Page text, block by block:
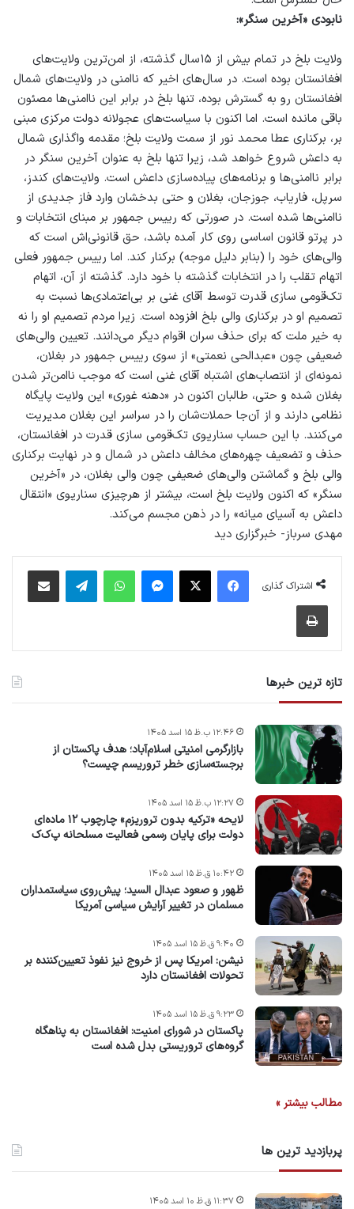
نابودی «آخرین سنگر»:
ولایت بلخ در تمام بیش از ۱۵سال‌ گذشته، از امن‌ترین ولایت‌های
افغانستان بوده است. در سال‌های اخیر که ناامنی در ولایت‌های شمال
افغانستان رو به گسترش بوده، تنها بلخ در برابر این ناامنی‌ها مصئون
باقی مانده است. اما اکنون با سیاست‌های عجولانه دولت مرکزی مبنی
بر، برکناری عطا محمد نور از سمت ولایت بلخ؛ مقدمه واگذاری شمال
به داعش شروع خواهد شد، زیرا تنها بلخ به عنوان آخرین سنگر در
برابر ناامنی‌ها و برنامه‌های پیاده‌سازی داعش است. ولایت‌های کندز،
سرپل، فاریاب، جوزجان، بغلان و حتی بدخشان وارد فاز جدیدی از
ناامنی‌ها شده است. در صورتی که رییس جمهور بر مبنای انتخابات و
در پرتو قانون اساسی روی کار آمده باشد، حق قانونی‌اش است که
والی‌های خود را (بنابر دلیل موجه) برکنار کند. اما رییس جمهور فعلی
اتهام تقلب را در انتخابات گذشته با خود دارد. گذشته از آن، اتهام
تک‌قومی سازی قدرت توسط آقای غنی بر بی‌اعتمادی‌ها نسبت به
تصمیم‌ او در برکناری والی بلخ افزوده است. زیرا مردم تصمیم او را نه
به خیر ملت که برای حذف سران اقوام دیگر می‌دانند. تعیین والی‌های
ضعیفی چون «عبدالحی نعمتی» از سوی رییس جمهور در بغلان،
نمونه‌ای از انتصاب‌های اشتباه آقای غنی است که موجب ناامن‌تر شدن
بغلان شده و حتی، طالبان اکنون در «دهنه غوری» این ولایت پایگاه
نظامی دارند و از آن‌جا حملات‌شان را در سراسر این بغلان مدیریت
می‌کنند. با این حساب سناریوی تک‌قومی سازی قدرت در افغانستان،
حذف و تضعیف چهره‌های مخالف داعش در شمال و در نهایت برکناری
والی بلخ و گماشتن والی‌های ضعیفی چون والی بغلان، در «آخرین
سنگر» که اکنون ولایت بلخ است، بیشتر از هرچیزی سناریوی «انتقال
داعش به آسیای میانه» را در ذهن مجسم می‌کند.
مهدی سرباز- خبرگزاری دید
اشتراک گذاری
فیس بوک پیام رسان واتس آپ
تازه ترین خبرها
بازارگرمی امنیتی اسلام‌آباد؛ هدف پاکستان از
برجسته‌سازی خطر تروریسم چیست؟
۱۲:۴۶ ب.ظ ۱۵ اسد ۱۴۰۵
لایحه «ترکیه بدون تروریزم» چارچوب ۱۲ ماده‌ای
دولت برای پایان رسمی فعالیت مسلحانه پ‌ک‌ک
۱۲:۲۷ ب.ظ ۱۵ اسد ۱۴۰۵
ظهور و صعود عبدال السید؛ پیش‌روی سیاستمداران
مسلمان در تغییر آرایش سیاسی آمریکا
۱۰:۴۲ ق.ظ ۱۵ اسد ۱۴۰۵
نیشن: امریکا پس از خروج نیز نفوذ تعیین‌کننده بر
تحولات افغانستان دارد
۹:۴۰ ق.ظ ۱۵ اسد ۱۴۰۵
پاکستان در شورای امنیت: افغانستان به پناهگاه
گروه‌های تروریستی بدل شده است
۹:۲۳ ق.ظ ۱۵ اسد ۱۴۰۵
مطالب بیشتر »
پربازدید ترین ها
۱۱:۳۷ ق.ظ ۱۰ اسد ۱۴۰۵